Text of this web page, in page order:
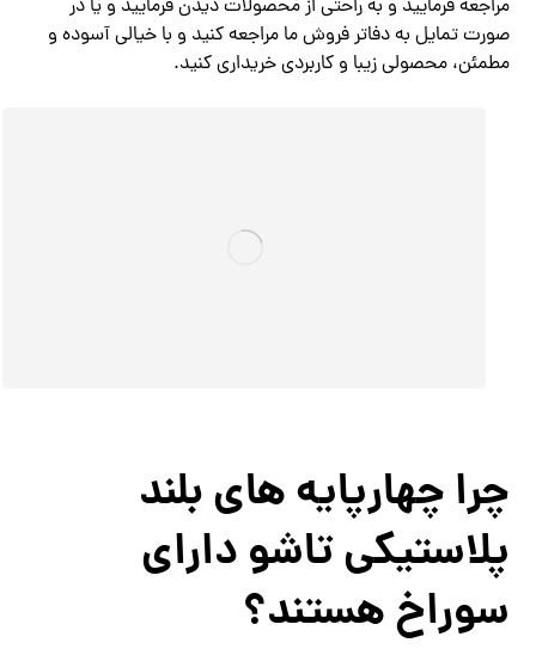
مراجعه فرمایید و به راحتی از محصولات دیدن فرمایید و یا در
صورت تمایل به دفاتر فروش ما مراجعه کنید و با خیالی آسوده و
مطمئن، محصولی زیبا و کاربردی خریداری کنید.
چرا چهارپایه های بلند
پلاستیکی تاشو دارای
سوراخ هستند؟